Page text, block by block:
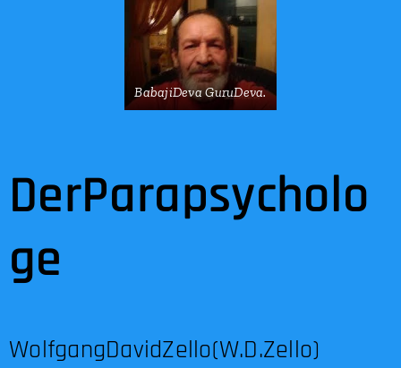
BabajiDeva GuruDeva.
DerParapsycholo
ge
WolfgangDavidZello(W.D.Zello)